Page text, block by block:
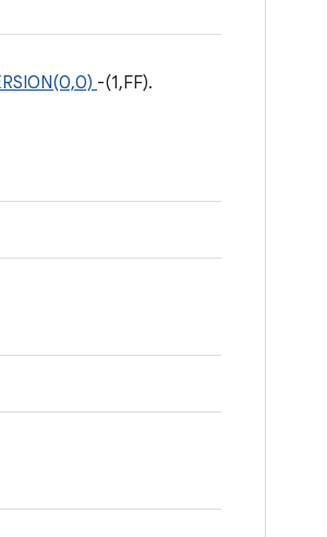
-(1,FF).